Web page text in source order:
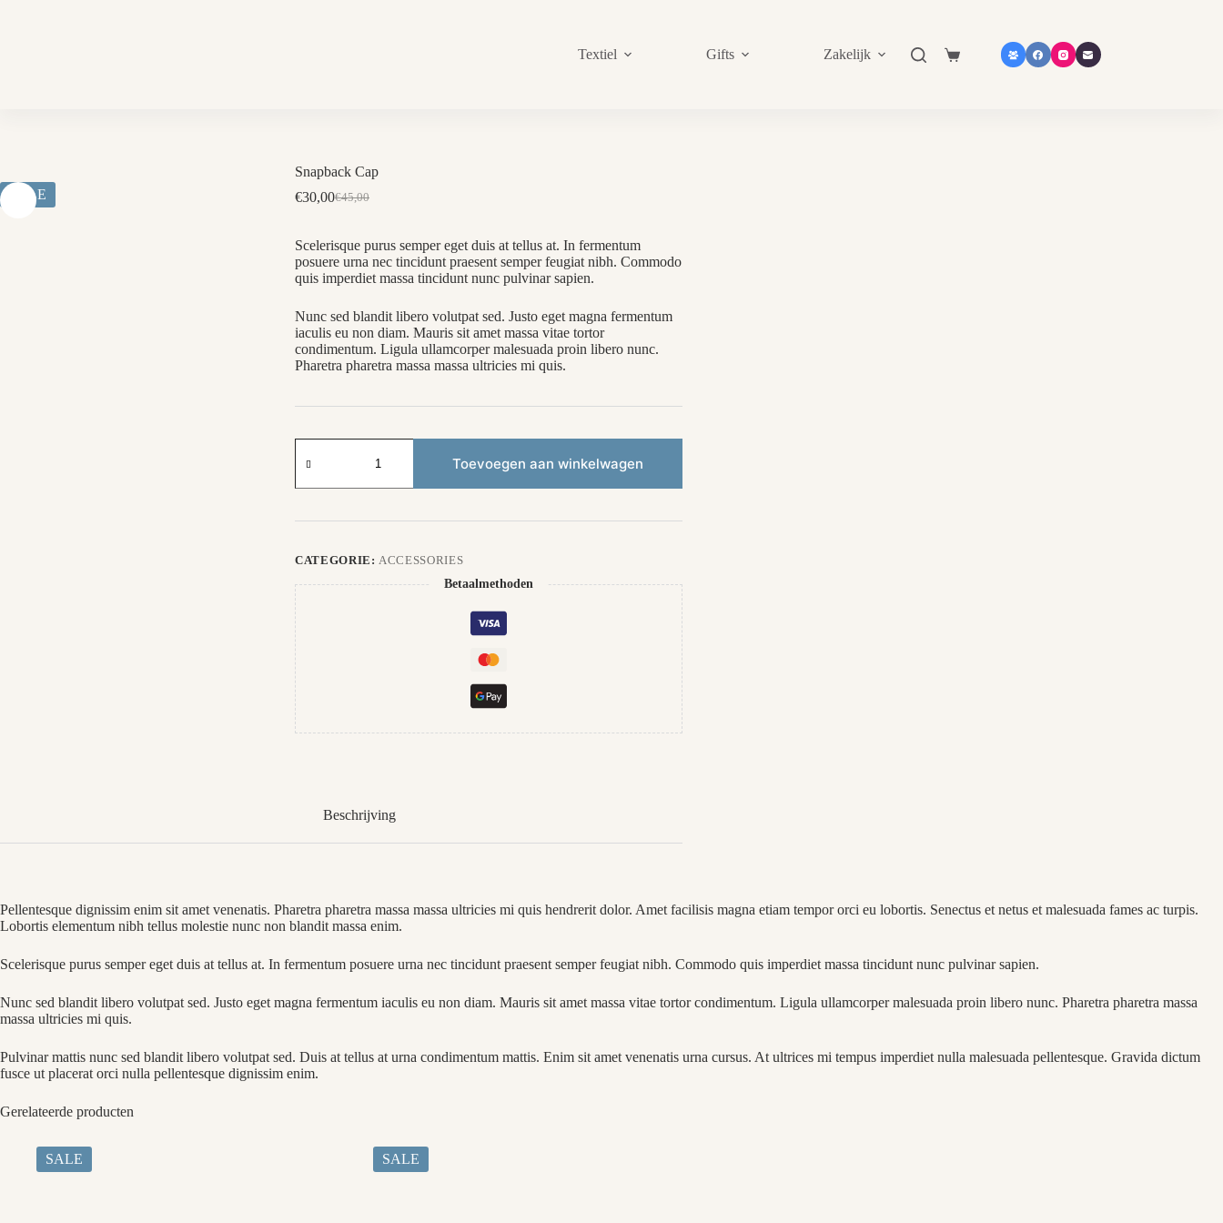
Textiel
Gifts Zakelijk Shop in shop Contact
Shopping
SALE
Snapback Cap
€45,00
Oorspronkelijke
was:
€45,00.
€30,00Huidige
is:
€30,00.
Scelerisque purus semper eget duis at tellus at. In fermentum
posuere urna nec tincidunt praesent semper feugiat nibh. Commodo
quis imperdiet massa tincidunt nunc pulvinar sapien.
Nunc sed blandit libero volutpat sed. Justo eget magna fermentum
iaculis eu non diam. Mauris sit amet massa vitae tortor
condimentum. Ligula ullamcorper malesuada proin libero nunc.
Pharetra pharetra massa massa ultricies mi quis.
Cap
Toevoegen aan winkelwagen
CATEGORIE:ACCESSORIES
Betaalmethoden
Beschrijving
Pellentesque dignissim enim sit amet venenatis. Pharetra pharetra massa massa ultricies mi quis hendrerit dolor. Amet facilisis magna etiam tempor orci eu lobortis. Senectus et netus et malesuada fames ac turpis.
Lobortis elementum nibh tellus molestie nunc non blandit massa enim.
Scelerisque purus semper eget duis at tellus at. In fermentum posuere urna nec tincidunt praesent semper feugiat nibh. Commodo quis imperdiet massa tincidunt nunc pulvinar sapien.
Nunc sed blandit libero volutpat sed. Justo eget magna fermentum iaculis eu non diam. Mauris sit amet massa vitae tortor condimentum. Ligula ullamcorper malesuada proin libero nunc. Pharetra pharetra massa
massa ultricies mi quis.
Pulvinar mattis nunc sed blandit libero volutpat sed. Duis at tellus at urna condimentum mattis. Enim sit amet venenatis urna cursus. At ultrices mi tempus imperdiet nulla malesuada pellentesque. Gravida dictum
fusce ut placerat orci nulla pellentesque dignissim enim.
Gerelateerde producten
SALE SALE